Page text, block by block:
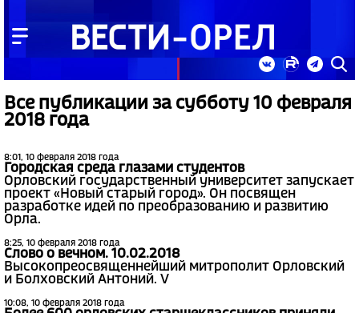
Все публикации за субботу 10 февраля
2018 года
8:01, 10 февраля 2018 года
Городская среда глазами студентов
Орловский государственный университет запускает
проект «Новый старый город». Он посвящен
разработке идей по преобразованию и развитию
Орла.
8:25, 10 февраля 2018 года
Слово о вечном. 10.02.2018
Высокопреосвященнейший митрополит Орловский
и Болховский Антоний. V
10:08, 10 февраля 2018 года